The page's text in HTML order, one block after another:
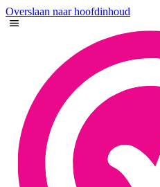
Overslaan naar hoofdinhoud